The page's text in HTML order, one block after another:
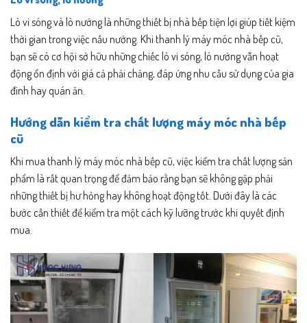
Lò vi sóng và lò nướng là những thiết bị nhà bếp tiện lợi giúp tiết kiệm
thời gian trong việc nấu nướng. Khi thanh lý máy móc nhà bếp cũ,
bạn sẽ có cơ hội sở hữu những chiếc lò vi sóng, lò nướng vẫn hoạt
động ổn định với giá cả phải chăng, đáp ứng nhu cầu sử dụng của gia
đình hay quán ăn.
Hướng dẫn kiểm tra chất lượng máy móc nhà bếp
cũ
Khi mua thanh lý máy móc nhà bếp cũ, việc kiểm tra chất lượng sản
phẩm là rất quan trọng để đảm bảo rằng bạn sẽ không gặp phải
những thiết bị hư hỏng hay không hoạt động tốt. Dưới đây là các
bước cần thiết để kiểm tra một cách kỹ lưỡng trước khi quyết định
mua.